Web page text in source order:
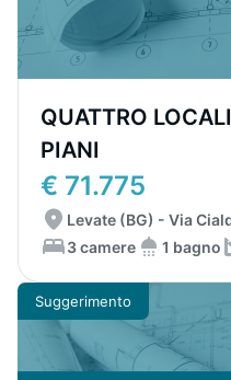
QUATTRO
PIANI
€ 71.775
Levate (BG) - Via
3 camere
1 bagno
Suggerimento